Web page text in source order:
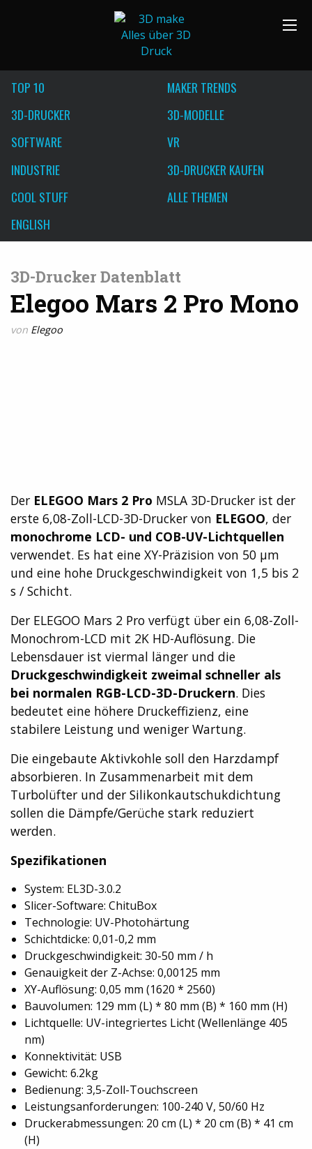
TOP 10
MAKER TRENDS
3D-DRUCKER
3D-MODELLE
SOFTWARE
VR
INDUSTRIE
3D-DRUCKER KAUFEN
COOL STUFF
ALLE THEMEN
ENGLISH
3D-Drucker Datenblatt
Elegoo Mars 2 Pro Mono
von Elegoo
Der ELEGOO Mars 2 Pro MSLA 3D-Drucker ist der
erste 6,08-Zoll-LCD-3D-Drucker von ELEGOO, der
monochrome LCD- und COB-UV-Lichtquellen
verwendet. Es hat eine XY-Präzision von 50 μm
und eine hohe Druckgeschwindigkeit von 1,5 bis 2
s / Schicht.
Der ELEGOO Mars 2 Pro verfügt über ein 6,08-Zoll-
Monochrom-LCD mit 2K HD-Auflösung. Die
Lebensdauer ist viermal länger und die
Druckgeschwindigkeit zweimal schneller als
bei normalen RGB-LCD-3D-Druckern. Dies
bedeutet eine höhere Druckeffizienz, eine
stabilere Leistung und weniger Wartung.
Die eingebaute Aktivkohle soll den Harzdampf
absorbieren. In Zusammenarbeit mit dem
Turbolüfter und der Silikonkautschukdichtung
sollen die Dämpfe/Gerüche stark reduziert
werden.
Spezifikationen
System: EL3D-3.0.2
Slicer-Software: ChituBox
Technologie: UV-Photohärtung
Schichtdicke: 0,01-0,2 mm
Druckgeschwindigkeit: 30-50 mm / h
Genauigkeit der Z-Achse: 0,00125 mm
XY-Auflösung: 0,05 mm (1620 * 2560)
Bauvolumen: 129 mm (L) * 80 mm (B) * 160 mm (H)
Lichtquelle: UV-integriertes Licht (Wellenlänge 405
nm)
Konnektivität: USB
Gewicht: 6.2kg
Bedienung: 3,5-Zoll-Touchscreen
Leistungsanforderungen: 100-240 V, 50/60 Hz
Druckerabmessungen: 20 cm (L) * 20 cm (B) * 41 cm
(H)